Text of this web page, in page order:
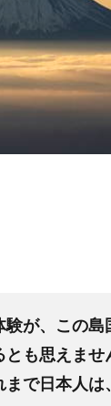
験が、この
も思えま
で日本人